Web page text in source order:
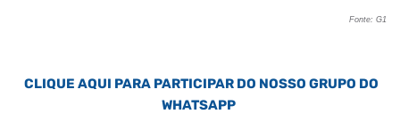
Fonte: G1
CLIQUE AQUI PARA PARTICIPAR DO NOSSO GRUPO DO
WHATSAPP